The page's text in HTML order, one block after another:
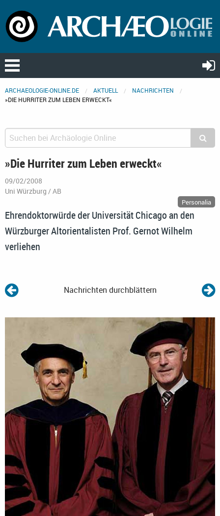
ARCHAEOLOGIE-ONLINE.DE AKTUELL
NACHRICHTEN
»DIE HURRITER ZUM LEBEN ERWECKT«
»Die Hurriter zum Leben erweckt«
09/02/2008
Uni Würzburg / AB
Personalia
Ehrendoktorwürde der Universität Chicago an den
Würzburger Altorientalisten Prof. Gernot Wilhelm
verliehen
Nachrichten durchblättern